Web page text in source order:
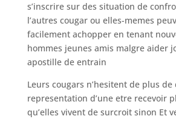
s’inscrire sur des situation de
l’autres cougar ou elles-memes
facilement achopper en tenant
hommes jeunes amis malgre aider
apostille de entrain
Leurs cougars n’hesitent de plus
representation d’une etre recevoir
qu’elles vivent de surcroit sinon Et